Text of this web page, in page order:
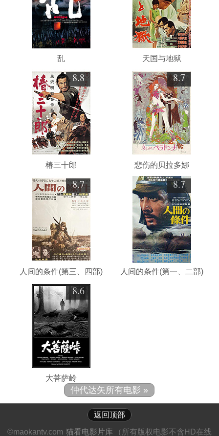
乱 天国与地狱
8.8
椿三十郎
8.7
悲伤的贝拉多娜
8.7
人间的条件(第三、四部)
8.7
人间的条件(第一、二部)
8.6
大菩萨岭
仲代达矢所有电影 »
返回顶部
©maokantv.com 猫看电影片库 （所有版权电影不含HD在线